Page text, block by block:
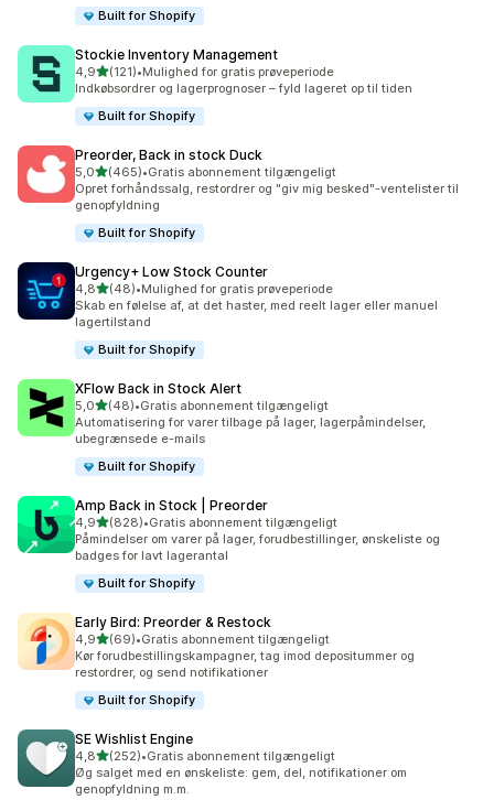
Built for Shopify
Stockie Inventory Management
4,9ud af 5 stjerner
(121)
121 anmeldelser i alt
•Mulighed for gratis prøveperiode
Indkøbsordrer og lagerprognoser – fyld lageret op til tiden
Built for Shopify
Preorder, Back in stock Duck
5,0ud af 5 stjerner
(465)
465 anmeldelser i alt
•Gratis abonnement tilgængeligt
Opret forhåndssalg, restordrer og "giv mig besked"-ventelister til
genopfyldning
Built for Shopify
Urgency+ Low Stock Counter
4,8ud af 5 stjerner
(48)
48 anmeldelser i alt
•Mulighed for gratis prøveperiode
Skab en følelse af, at det haster, med reelt lager eller manuel
lagertilstand
Built for Shopify
XFlow Back in Stock Alert
5,0ud af 5 stjerner
(48)
48 anmeldelser i alt
•Gratis abonnement tilgængeligt
Automatisering for varer tilbage på lager, lagerpåmindelser,
ubegrænsede e-mails
Built for Shopify
Amp Back in Stock | Preorder
4,9ud af 5 stjerner
(828)
828 anmeldelser i alt
•Gratis abonnement tilgængeligt
Påmindelser om varer på lager, forudbestillinger, ønskeliste og
badges for lavt lagerantal
Built for Shopify
Early Bird: Preorder & Restock
4,9ud af 5 stjerner
(69)
69 anmeldelser i alt
•Gratis abonnement tilgængeligt
Kør forudbestillingskampagner, tag imod depositummer og
restordrer, og send notifikationer
Built for Shopify
SE Wishlist Engine
4,8ud af 5 stjerner
(252)
252 anmeldelser i alt
•Gratis abonnement tilgængeligt
Øg salget med en ønskeliste: gem, del, notifikationer om
genopfyldning m.m.